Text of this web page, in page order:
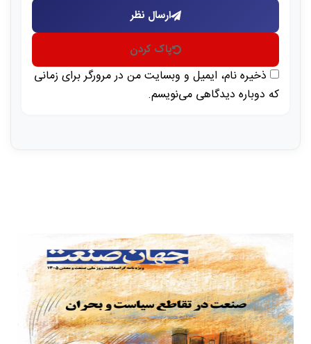
ارسال نظر
پاک کردن
ذخیره نام، ایمیل و وبسایت من در مرورگر برای زمانی
که دوباره دیدگاهی می‌نویسم.